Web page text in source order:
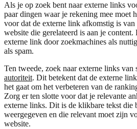
Als je op zoek bent naar externe links
paar dingen waar je rekening mee moet
voor dat de externe link afkomstig is van
website die gerelateerd is aan je
externe link door zoekmachines als
als spam.
Ten tweede, zoek naar externe links van
autoriteit. Dit betekent dat de externe
het gaat om het verbeteren van de
Zorg er ten slotte voor dat je relevante
externe links. Dit is de klikbare tekst
weergegeven en die relevant moet zijn
website.